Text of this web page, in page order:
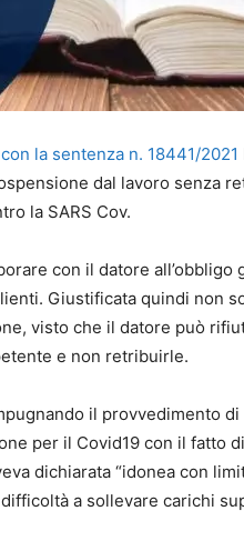
con la sentenza n. 18441/2021
dal lavoro senza
la SARS Cov.
con il datore all’obbligo
Giustificata quindi non
visto che il datore può
e non retribuirle.
il provvedimento
per il Covid19 con il fatto
dichiarata “idonea con
a sollevare carichi